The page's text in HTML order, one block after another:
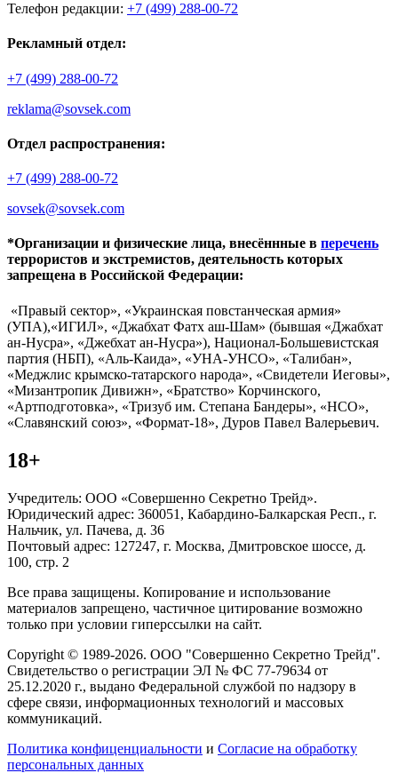
Телефон редакции: +7 (499) 288-00-72
Рекламный отдел:
+7 (499) 288-00-72
reklama@sovsek.com
Отдел распространения:
+7 (499) 288-00-72
sovsek@sovsek.com
*Организации и физические лица, внесённные в перечень
террористов и экстремистов, деятельность которых
запрещена в Российской Федерации:
«Правый сектор», «Украинская повстанческая армия»
(УПА),«ИГИЛ», «Джабхат Фатх аш-Шам» (бывшая «Джабхат
ан-Нусра», «Джебхат ан-Нусра»), Национал-Большевистская
партия (НБП), «Аль-Каида», «УНА-УНСО», «Талибан»,
«Меджлис крымско-татарского народа», «Свидетели Иеговы»,
«Мизантропик Дивижн», «Братство» Корчинского,
«Артподготовка», «Тризуб им. Степана Бандеры», «НСО»,
«Славянский союз», «Формат-18», Дуров Павел Валерьевич.
18+
Учредитель: ООО «Совершенно Секретно Трейд».
Юридический адрес: 360051, Кабардино-Балкарская Респ., г.
Нальчик, ул. Пачева, д. 36
Почтовый адрес: 127247, г. Москва, Дмитровское шоссе, д.
100, стр. 2
Все права защищены. Копирование и использование
материалов запрещено, частичное цитирование возможно
только при условии гиперссылки на сайт.
Copyright © 1989-2026. ООО "Совершенно Секретно Трейд".
Свидетельство о регистрации ЭЛ № ФС 77-79634 от
25.12.2020 г., выдано Федеральной службой по надзору в
сфере связи, информационных технологий и массовых
коммуникаций.
Политика конфиценциальности и Согласие на обработку
персональных данных